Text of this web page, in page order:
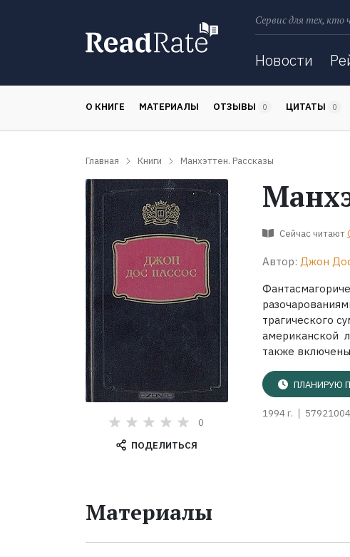
Сервис для тех, кто
Новости
О КНИГЕ МАТЕРИАЛЫ ОТЗЫВЫ 0 ЦИТАТЫ 0
Главная Книги Манхэттен. Рассказы
0
ПОДЕЛИТЬСЯ
Сейчас читают
Автор: Джон
трагического
американской
также
ПЛАНИРУЮ
1994 г.
Материалы